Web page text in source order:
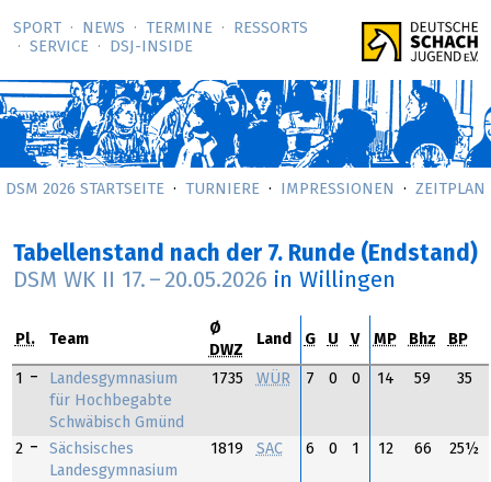
SPORT NEWS TERMINE
RESSORTS
SERVICE
DSJ-­INSIDE
DSM 2026 STARTSEITE TURNIERE IMPRESSIONEN ZEITPLAN
Tabellenstand nach der 7. Runde (Endstand)
DSM WK II 17. – 20.05.2026 in Willingen
Pl. Team
Ø
DWZ
Land G U V MP Bhz BP
1
Landesgymnasium
für Hochbegabte
Schwäbisch Gmünd
1735 WÜR 7 0 0 14 59 35
2
Sächsisches
Landesgymnasium
1819 SAC 6 0 1 12 66 25½